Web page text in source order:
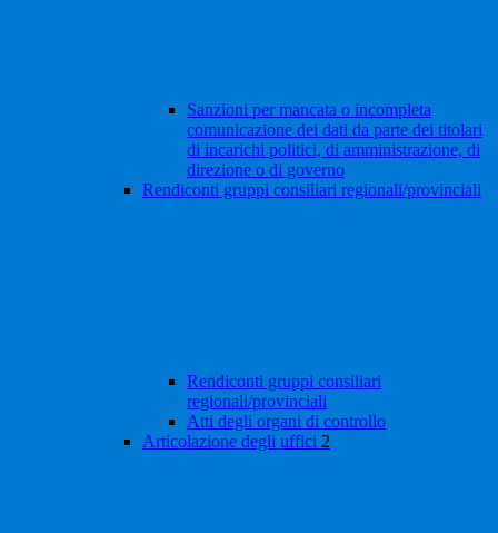
Sanzioni per mancata o incompleta
comunicazione dei dati da parte dei titolari
di incarichi politici, di amministrazione, di
direzione o di governo
Rendiconti gruppi consiliari regionali/provinciali
Rendiconti gruppi consiliari
regionali/provinciali
Atti degli organi di controllo
Articolazione degli uffici 2